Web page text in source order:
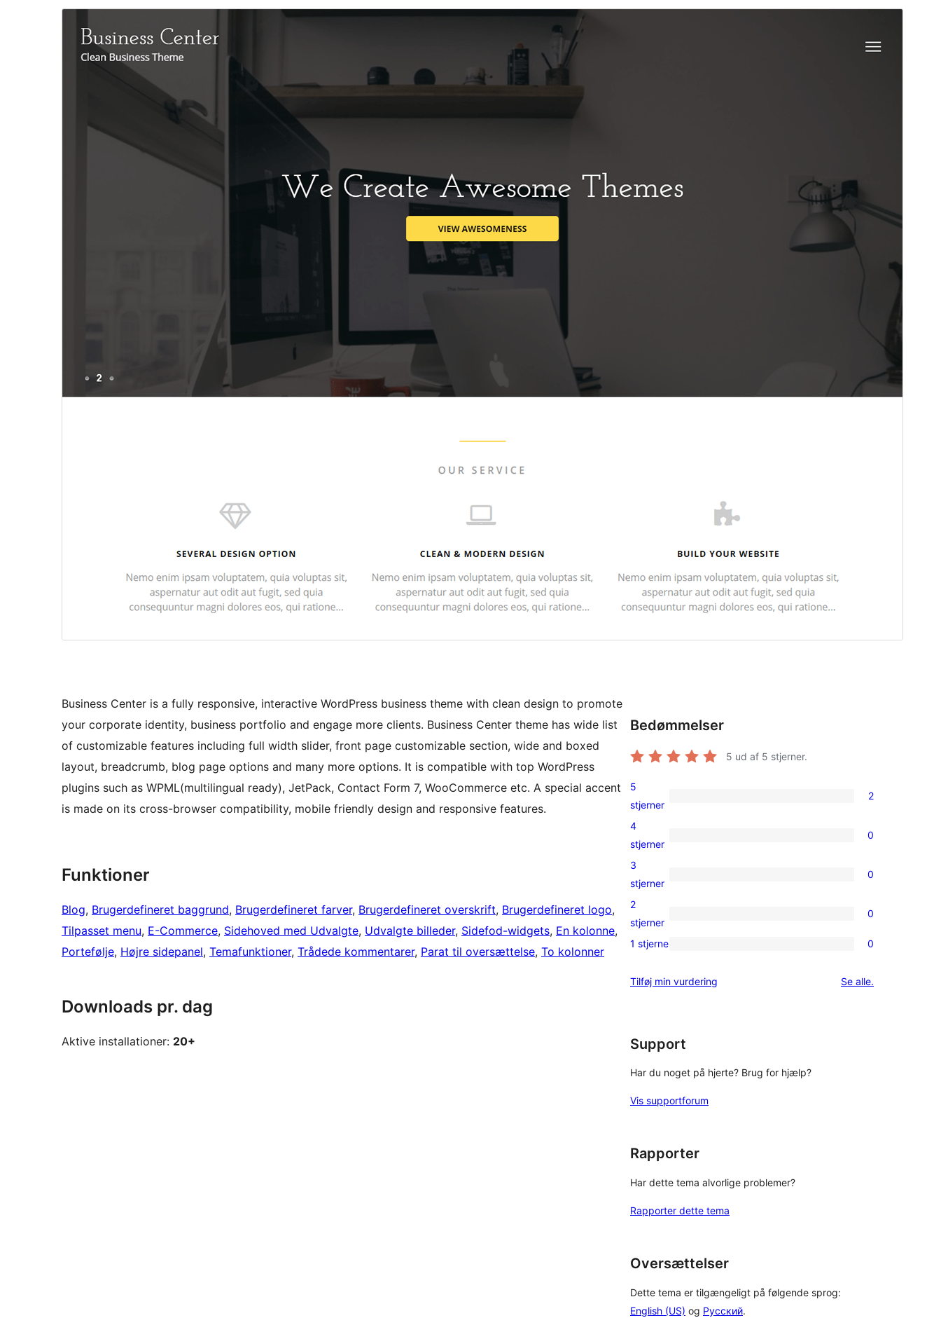
1.2.4
Business Center is a fully responsive, interactive WordPress business theme with clean design to promote
your corporate identity, business portfolio and engage more clients. Business Center theme has wide list
of customizable features including full width slider, front page customizable section, wide and boxed
layout, breadcrumb, blog page options and many more options. It is compatible with top WordPress
plugins such as WPML(multilingual ready), JetPack, Contact Form 7, WooCommerce etc. A special accent
is made on its cross-browser compatibility, mobile friendly design and responsive features.
Funktioner
Blog, Brugerdefineret baggrund, Brugerdefineret farver, Brugerdefineret overskrift, Brugerdefineret logo
Tilpasset menu, E-Commerce, Sidehoved med Udvalgte, Udvalgte billeder, Sidefod-widgets, En kolonne
Portefølje, Højre sidepanel, Temafunktioner, Trådede kommentarer, Parat til oversættelse, To kolonner
Downloads pr. dag
Aktive installationer: 20+
Bedømmelser
5 ud af 5 stjerner.
2
5-
stjernet
5
stjerner
2
0
4-
stjernet
4
stjerner
0
0
3-
stjernet
3
stjerner
0
0
2-
anmeldelser
2
stjerner
0
0
stjernet
1 stjerne 0
Tilføj min vurdering Se alleanmeldelser
.
Support
Har du noget på hjerte? Brug for hjælp?
Vis supportforum
Rapporter
Har dette tema alvorlige problemer?
Rapporter dette tema
Oversættelser
Dette tema er tilgængeligt på følgende sprog:
English (US) og Русский.